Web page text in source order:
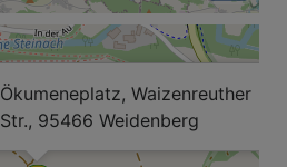
Ökumeneplatz, Waizenreuther
Str., 95466 Weidenberg